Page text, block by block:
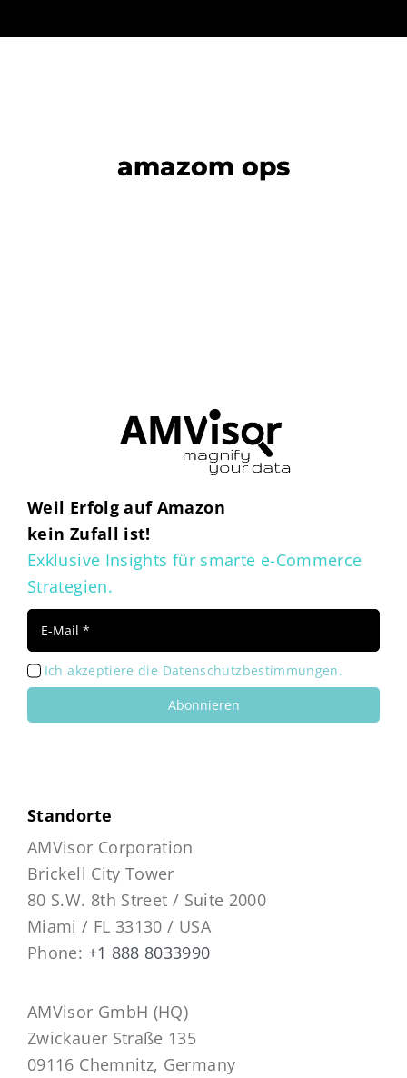
amazom ops
Weil Erfolg auf Amazon
kein Zufall ist!
Exklusive Insights für smarte e-Commerce
Strategien.
Ich akzeptiere die Datenschutzbestimmungen.
Abonnieren
Standorte
AMVisor Corporation
Brickell City Tower
80 S.W. 8th Street / Suite 2000
Miami / FL 33130 / USA
Phone: +1 888 8033990
AMVisor GmbH (HQ)
Zwickauer Straße 135
09116 Chemnitz, Germany